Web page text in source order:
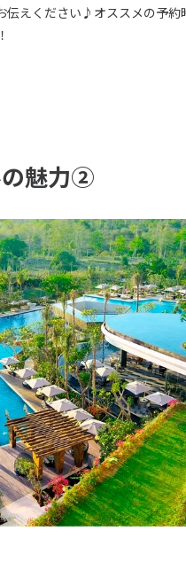
伝えください♪オススメの予約
の魅力②